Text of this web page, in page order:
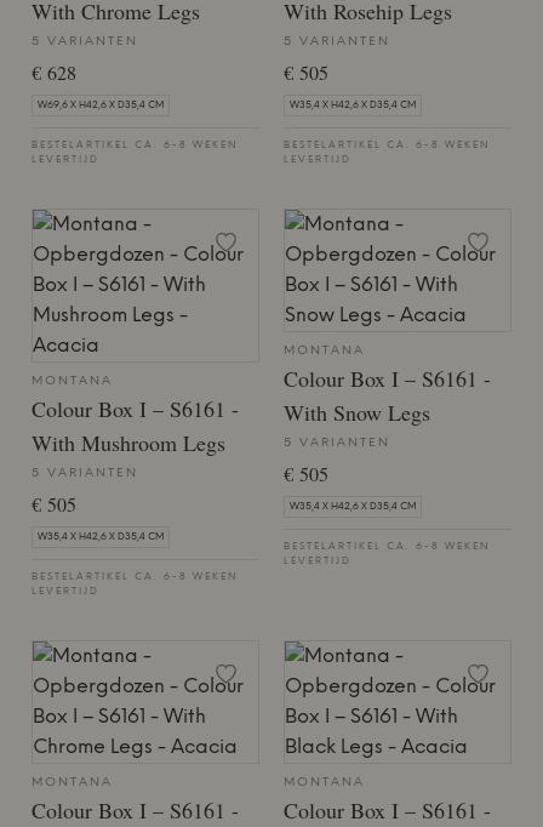
With Chrome Legs
5 VARIANTEN
€ 628
W69,6 X H42,6 X D35,4 CM
BESTELARTIKEL CA. 6-8 WEKEN
LEVERTIJD
With Rosehip Legs
5 VARIANTEN
€ 505
W35,4 X H42,6 X D35,4 CM
BESTELARTIKEL CA. 6-8 WEKEN
LEVERTIJD
MONTANA
Colour Box I – S6161 -
With Mushroom Legs
5 VARIANTEN
€ 505
W35,4 X H42,6 X D35,4 CM
BESTELARTIKEL CA. 6-8 WEKEN
LEVERTIJD
MONTANA
Colour Box I – S6161 -
With Snow Legs
5 VARIANTEN
€ 505
W35,4 X H42,6 X D35,4 CM
BESTELARTIKEL CA. 6-8 WEKEN
LEVERTIJD
MONTANA
Colour Box I – S6161 -
MONTANA
Colour Box I – S6161 -